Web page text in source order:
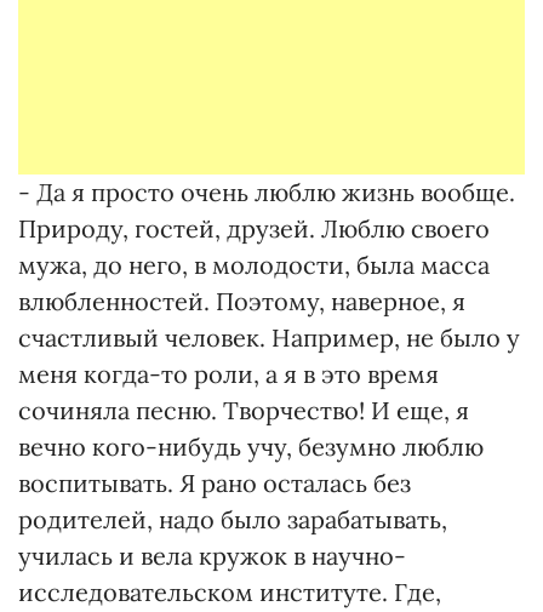
- Да я просто очень люблю жизнь вообще.
Природу, гостей, друзей. Люблю своего
мужа, до него, в молодости, была масса
влюбленностей. Поэтому, наверное, я
счастливый человек. Например, не было у
меня когда-то роли, а я в это время
сочиняла песню. Творчество! И еще, я
вечно кого-нибудь учу, безумно люблю
воспитывать. Я рано осталась без
родителей, надо было зарабатывать,
училась и вела кружок в научно-
исследовательском институте. Где,